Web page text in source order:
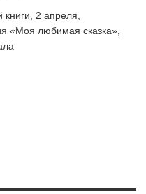
2 апреля,
«Моя любимая сказка»,